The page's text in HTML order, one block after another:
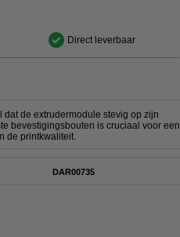
Direct leverbaar
de extrudermodule stevig op zijn
bevestigingsbouten is cruciaal voor een
de printkwaliteit.
DAR00735